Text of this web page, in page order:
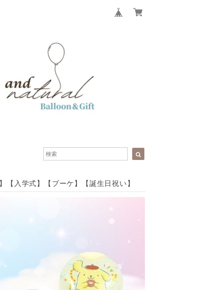
入学式】【ブーケ】【誕生日祝い】